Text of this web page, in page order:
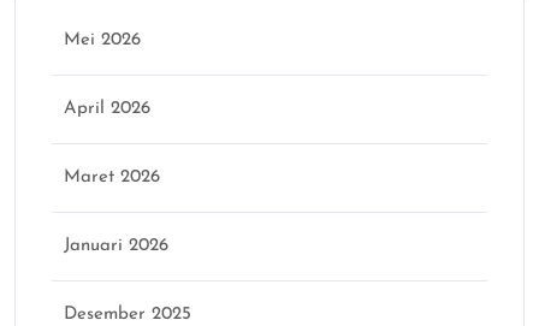
Mei 2026
April 2026
Maret 2026
Januari 2026
Desember 2025